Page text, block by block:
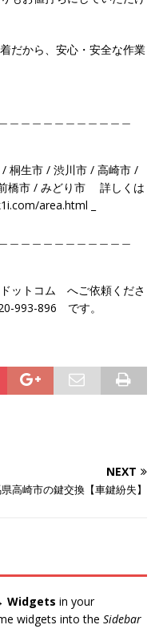
だから、安心・安全な作業
＿＿＿＿＿＿＿＿＿＿
生市 / 渋川市 / 高崎市 /
橋市 / みどり市 詳しくは
area.html _
＿＿＿＿＿＿＿＿＿＿
ットコム へご依頼くださ
993-896 です。
NEXT
高崎市の鍵交換【車鍵紛失】
Widgets in your
widgets into the Sidebar